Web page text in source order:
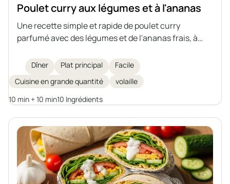
Poulet curry aux légumes et à l'ananas
Une recette simple et rapide de poulet curry
parfumé avec des légumes et de l'ananas frais, à
restes de bouillon.
Dîner Plat principal
Facile
Cuisine en grande quantité
volaille
10 min + 10 min10 Ingrédients